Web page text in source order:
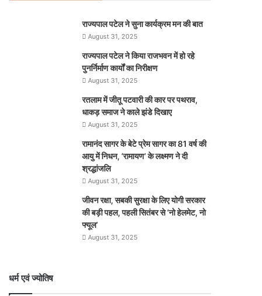
राज्यपाल पटेल ने सुना कार्यक्रम मन की बात
August 31, 2025
राज्यपाल पटेल ने किया राजभवन में हो रहे
पुनर्निर्माण कार्यों का निरीक्षण
August 31, 2025
रतलाम में जीतू पटवारी की कार पर पथराव,
धाकड़ समाज ने काले झंडे दिखाए
August 31, 2025
रामानंद सागर के बेटे प्रेम सागर का 81 वर्ष की
आयु में निधन, ‘रामायण’ के लक्ष्मण ने दी
श्रद्धांजलि
August 31, 2025
जीवन रक्षा, सबकी सुरक्षा के लिए योगी सरकार
की बड़ी पहल, पहली सितंबर से ‘नो हेलमेट, नो
फ्यूल’
August 31, 2025
धर्म एवं ज्योतिष